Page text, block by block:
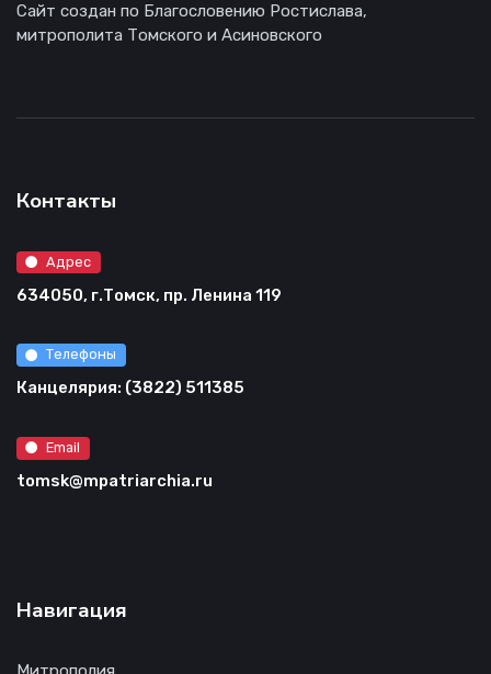
Сайт создан по Благословению Ростислава,
митрополита Томского и Асиновского
Контакты
Адрес
634050, г.Томск, пр. Ленина 119
Телефоны
Канцелярия: (3822) 511385
Email
tomsk@mpatriarchia.ru
Навигация